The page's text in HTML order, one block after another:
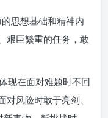
的思想基础和精神内
艰巨繁重的任务，敢
现在面对难题时不回
风险时敢于亮剑、